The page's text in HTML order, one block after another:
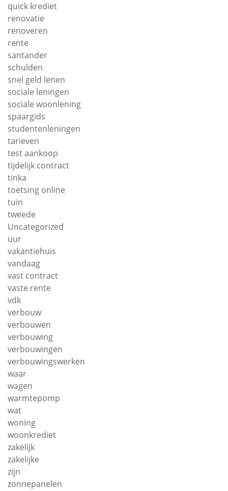
quick krediet
renovatie
renoveren
rente
santander
schulden
snel geld lenen
sociale leningen
sociale woonlening
spaargids
studentenleningen
tarieven
test aankoop
tijdelijk contract
tinka
toetsing online
tuin
tweede
Uncategorized
uur
vakantiehuis
vandaag
vast contract
vaste rente
vdk
verbouw
verbouwen
verbouwing
verbouwingen
verbouwingswerken
waar
wagen
warmtepomp
wat
woning
woonkrediet
zakelijk
zakelijke
zijn
zonnepanelen